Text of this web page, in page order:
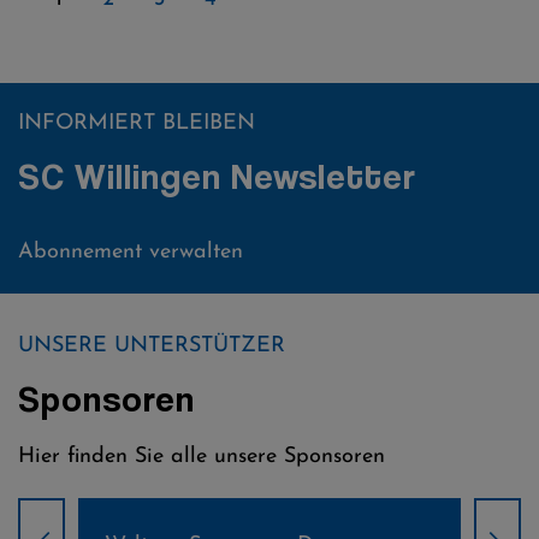
INFORMIERT BLEIBEN
SC Willingen Newsletter
Abonnement verwalten
UNSERE UNTERSTÜTZER
Sponsoren
Hier finden Sie alle unsere Sponsoren